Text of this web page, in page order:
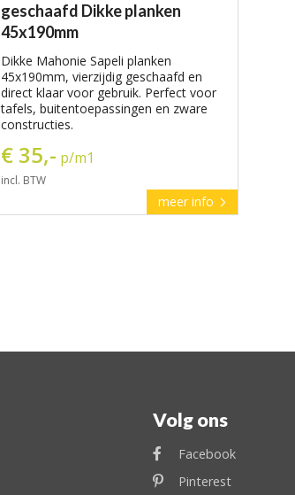
geschaafd Dikke planken
45x190mm
Dikke Mahonie Sapeli planken
45x190mm, vierzijdig geschaafd en
direct klaar voor gebruik. Perfect voor
tafels, buitentoepassingen en zware
constructies.
€ 35,- p/m1
incl. BTW
meer info
Volg ons
Facebook
Pinterest